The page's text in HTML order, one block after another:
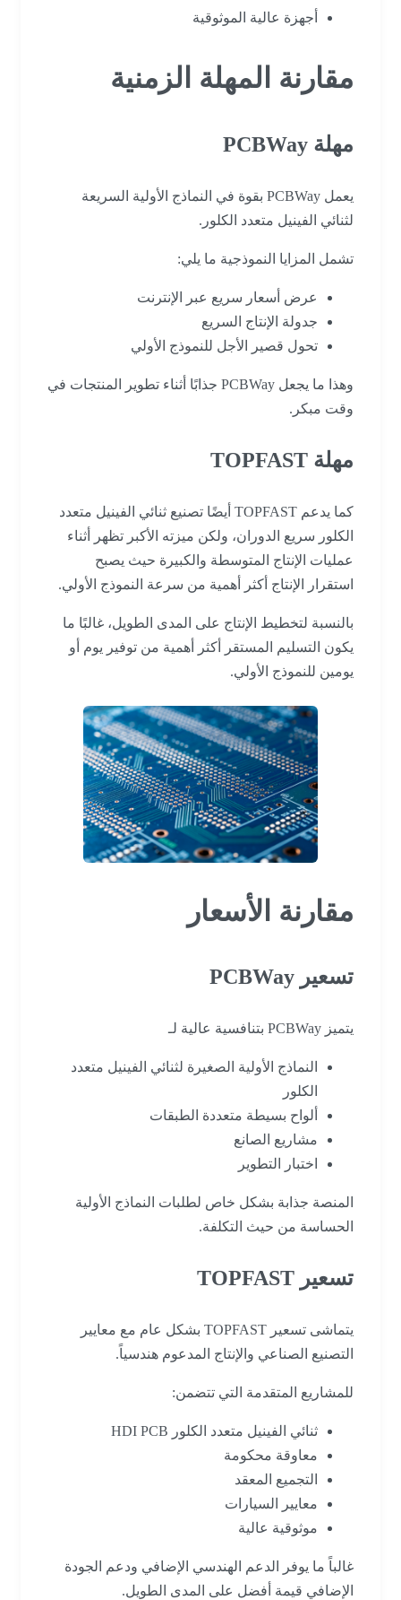
أجهزة عالية الموثوقية
مقارنة المهلة الزمنية
مهلة PCBWay
يعمل PCBWay بقوة في النماذج الأولية السريعة
لثنائي الفينيل متعدد الكلور.
تشمل المزايا النموذجية ما يلي:
عرض أسعار سريع عبر الإنترنت
جدولة الإنتاج السريع
تحول قصير الأجل للنموذج الأولي
وهذا ما يجعل PCBWay جذابًا أثناء تطوير المنتجات في
وقت مبكر.
مهلة TOPFAST
كما يدعم TOPFAST أيضًا تصنيع ثنائي الفينيل متعدد
الكلور سريع الدوران، ولكن ميزته الأكبر تظهر أثناء
عمليات الإنتاج المتوسطة والكبيرة حيث يصبح
استقرار الإنتاج أكثر أهمية من سرعة النموذج الأولي.
بالنسبة لتخطيط الإنتاج على المدى الطويل، غالبًا ما
يكون التسليم المستقر أكثر أهمية من توفير يوم أو
يومين للنموذج الأولي.
مقارنة الأسعار
تسعير PCBWay
يتميز PCBWay بتنافسية عالية لـ
النماذج الأولية الصغيرة لثنائي الفينيل متعدد
الكلور
ألواح بسيطة متعددة الطبقات
مشاريع الصانع
اختبار التطوير
المنصة جذابة بشكل خاص لطلبات النماذج الأولية
الحساسة من حيث التكلفة.
تسعير TOPFAST
يتماشى تسعير TOPFAST بشكل عام مع معايير
التصنيع الصناعي والإنتاج المدعوم هندسياً.
للمشاريع المتقدمة التي تتضمن:
ثنائي الفينيل متعدد الكلور HDI PCB
معاوقة محكومة
التجميع المعقد
معايير السيارات
موثوقية عالية
غالباً ما يوفر الدعم الهندسي الإضافي ودعم الجودة
الإضافي قيمة أفضل على المدى الطويل.